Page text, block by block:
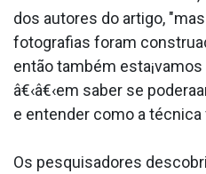
dos autores do artigo,
fotografias foram
então também
â€‹â€‹em saber se
e entender como a técnica
Os pesquisadores